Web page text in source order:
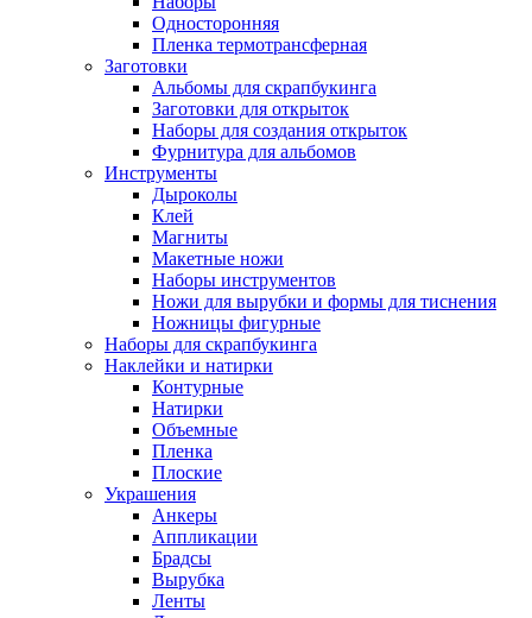
Односторонняя
Пленка термотрансферная
Заготовки
Альбомы для скрапбукинга
Заготовки для открыток
Наборы для создания открыток
Фурнитура для альбомов
Инструменты
Дыроколы
Клей
Магниты
Макетные ножи
Наборы инструментов
Ножи для вырубки и формы для тиснения
Ножницы фигурные
Наборы для скрапбукинга
Наклейки и натирки
Контурные
Натирки
Объемные
Пленка
Плоские
Украшения
Анкеры
Аппликации
Брадсы
Вырубка
Ленты